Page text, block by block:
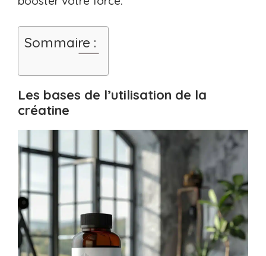
Sommaire :
Les bases de l’utilisation de la
créatine